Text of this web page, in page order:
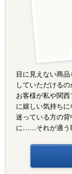
目に見えない商
していただける
お客様が私や関
に嬉しい気持ちに
迷っている方の
に……それが適う